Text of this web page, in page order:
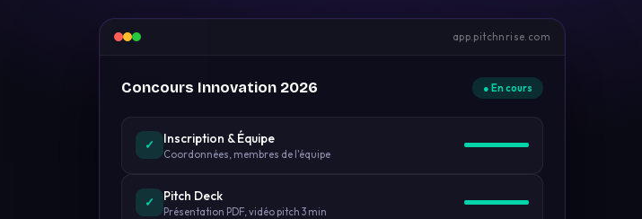
app.pitchnrise.com
Concours Innovation 2026 ● En cours
✓ Inscription & Équipe
Coordonnées, membres de l'équipe
✓ Pitch Deck
Présentation PDF, vidéo pitch 3 min